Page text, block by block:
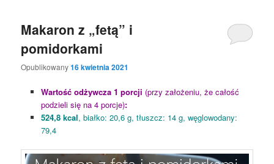
Makaron z „fetą” i
pomidorkami
Opublikowany16 kwietnia 2021
Wartość odżywcza 1 porcji (przy założeniu, że całość
podzieli się na 4 porcje):
524,8 kcal, białko: 20,6 g, tłuszcz: 14 g, węglowodany:
79,4